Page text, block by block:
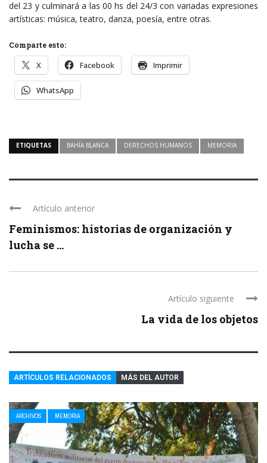
del 23 y culminará a las 00 hs del 24/3 con variadas expresiones
artísticas: música, teatro, danza, poesía, entre otras.
Comparte esto:
X Facebook Imprimir
WhatsApp
ETIQUETAS BAHÍA BLANCA DERECHOS HUMANOS MEMORIA
Artículo anterior
Feminismos: historias de organización y
lucha se ...
Artículo siguiente
La vida de los objetos
ARTÍCULOS RELACIONADOS MÁS DEL AUTOR
ARCHIVOS MEMORIA